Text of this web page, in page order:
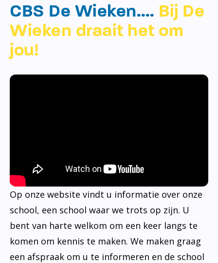
CBS De Wieken…. Bij De
Wieken draait het om
jou!
Op onze website vindt u informatie over onze
school, een school waar we trots op zijn. U
bent van harte welkom om een keer langs te
komen om kennis te maken. We maken graag
een afspraak om u te informeren en de school